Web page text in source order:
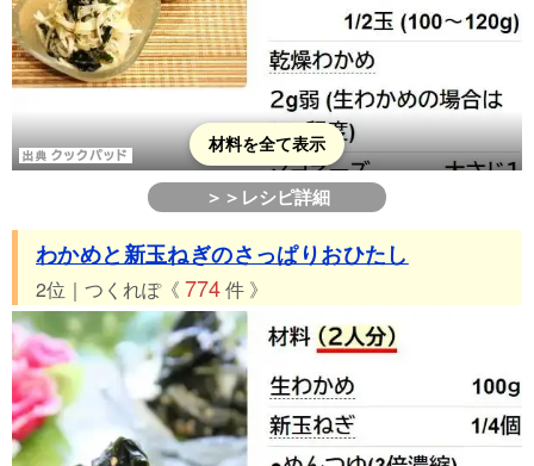
材料を全て表示
＞＞レシピ詳細
わかめと新玉ねぎのさっぱりおひたし
2位｜つくれぽ《 774件 》